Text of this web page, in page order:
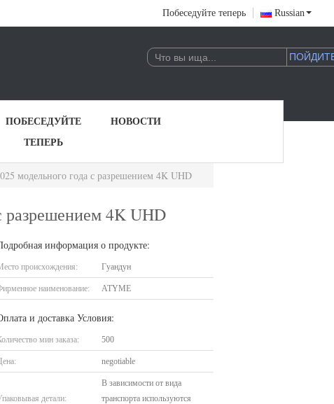
Побеседуйте теперь Russian
ПОБЕСЕДУЙТЕ
ТЕПЕРЬ
НОВОСТИ
модельного года с разрешением 4K UHD
разрешением 4K UHD
информация о продукте:
происхождения: Гуандун
наименование: ATYME
и доставка Условия:
мин заказа: 500
negotiable
детали:
В зависимости от вида
транспорта используются